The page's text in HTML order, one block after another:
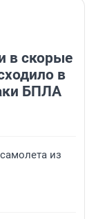
в скорые
в
БПЛА
из